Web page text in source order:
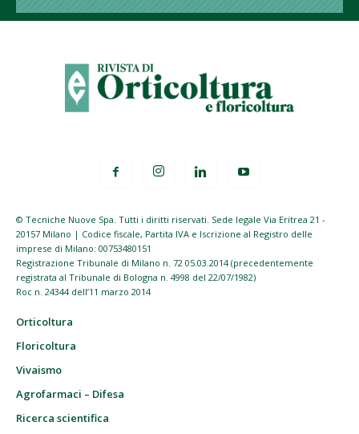
© Tecniche Nuove Spa. Tutti i diritti riservati. Sede legale Via Eritrea 21 -
20157 Milano | Codice fiscale, Partita IVA e Iscrizione al Registro delle
imprese di Milano: 00753480151
Registrazione Tribunale di Milano n. 72 05.03.2014 (precedentemente
registrata al Tribunale di Bologna n. 4998 del 22/07/1982)
Roc n. 24344 dell’11 marzo 2014
Orticoltura
Floricoltura
Vivaismo
Agrofarmaci – Difesa
Ricerca scientifica